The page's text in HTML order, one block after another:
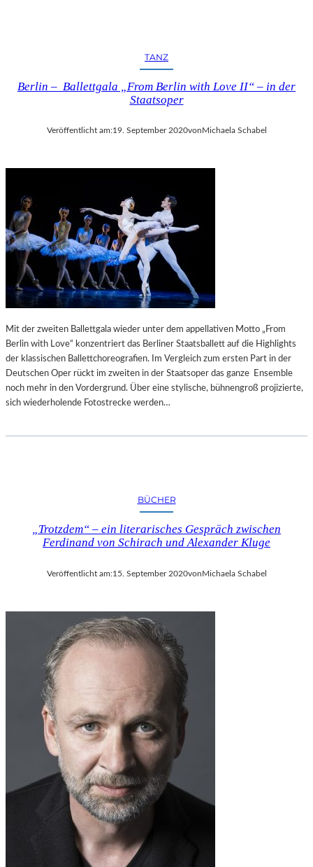
TANZ
Berlin – Ballettgala „From Berlin with Love II“ – in der
Staatsoper
Veröffentlicht am:19. September 2020vonMichaela Schabel
Mit der zweiten Ballettgala wieder unter dem appellativen Motto „From
Berlin with Love“ konzentriert das Berliner Staatsballett auf die Highlights
der klassischen Ballettchoreografien. Im Vergleich zum ersten Part in der
Deutschen Oper rückt im zweiten in der Staatsoper das ganze Ensemble
noch mehr in den Vordergrund. Über eine stylische, bühnengroß projizierte,
sich wiederholende Fotostrecke werden…
BÜCHER
„Trotzdem“ – ein literarisches Gespräch zwischen
Ferdinand von Schirach und Alexander Kluge
Veröffentlicht am:15. September 2020vonMichaela Schabel